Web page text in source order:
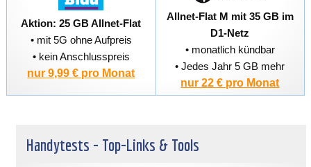
Aktion: 25 GB Allnet-Flat
• mit 5G ohne Aufpreis
• kein Anschlusspreis
nur 9,99 € pro Monat
Allnet-Flat M mit 35 GB im
D1-Netz
• monatlich kündbar
• Jedes Jahr 5 GB mehr
nur 22 € pro Monat
Handytests - Top-Links & Tools